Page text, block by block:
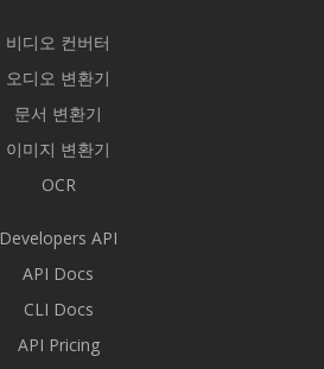
비디오 컨버터
오디오 변환기
문서 변환기
이미지 변환기
OCR
Developers API
API Docs
CLI Docs
API Pricing